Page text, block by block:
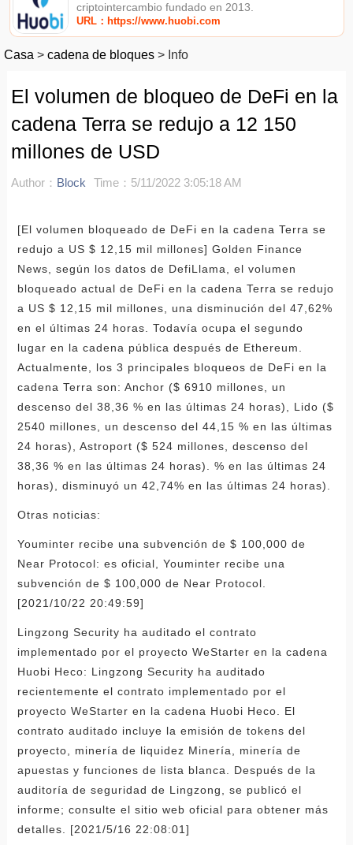
criptointercambio fundado en 2013.
URL：https://www.huobi.com
Casa > cadena de bloques > Info
El volumen de bloqueo de DeFi en la
cadena Terra se redujo a 12 150
millones de USD
Author： Block Time：5/11/2022 3:05:18 AM
[El volumen bloqueado de DeFi en la cadena Terra se
redujo a US $ 12,15 mil millones] Golden Finance
News, según los datos de DefiLlama, el volumen
bloqueado actual de DeFi en la cadena Terra se redujo
a US $ 12,15 mil millones, una disminución del 47,62%
en el últimas 24 horas. Todavía ocupa el segundo
lugar en la cadena pública después de Ethereum.
Actualmente, los 3 principales bloqueos de DeFi en la
cadena Terra son: Anchor ($ 6910 millones, un
descenso del 38,36 % en las últimas 24 horas), Lido ($
2540 millones, un descenso del 44,15 % en las últimas
24 horas), Astroport ($ 524 millones, descenso del
38,36 % en las últimas 24 horas). % en las últimas 24
horas), disminuyó un 42,74% en las últimas 24 horas).
Otras noticias:
Youminter recibe una subvención de $ 100,000 de
Near Protocol: es oficial, Youminter recibe una
subvención de $ 100,000 de Near Protocol.
[2021/10/22 20:49:59]
Lingzong Security ha auditado el contrato
implementado por el proyecto WeStarter en la cadena
Huobi Heco: Lingzong Security ha auditado
recientemente el contrato implementado por el
proyecto WeStarter en la cadena Huobi Heco. El
contrato auditado incluye la emisión de tokens del
proyecto, minería de liquidez Minería, minería de
apuestas y funciones de lista blanca. Después de la
auditoría de seguridad de Lingzong, se publicó el
informe; consulte el sitio web oficial para obtener más
detalles. [2021/5/16 22:08:01]